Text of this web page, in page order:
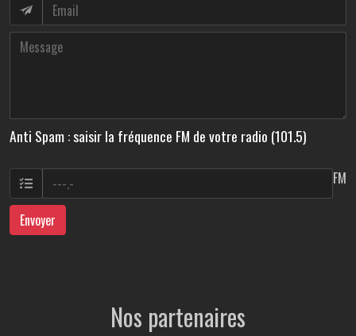
Anti Spam : saisir la fréquence FM de votre radio (101.5)
FM
Envoyer
Nos partenaires